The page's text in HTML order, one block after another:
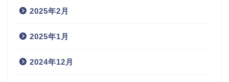
2025年2月
2025年1月
2024年12月